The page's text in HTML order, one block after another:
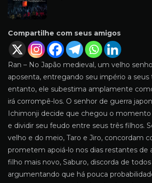
Compartilhe com seus amigos
Ran – No Japão medieval, um velho
aposenta, entregando seu império a seus
entanto, ele subestima amplamente
irá corrompê-los. O senhor de guerra
Ichimonji decide que chegou o
e dividir seu feudo entre seus três filhos.
velho e do meio, Taro e Jiro, concordam
prometem apoiá-lo nos dias restantes de
filho mais novo, Saburo, discorda de
argumentando que há pouca